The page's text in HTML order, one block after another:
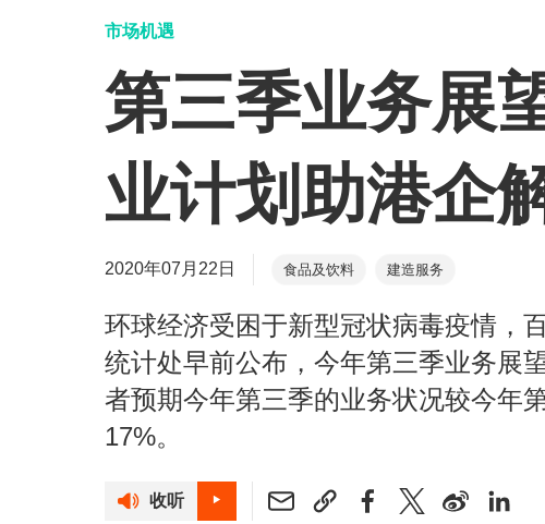
市场机遇
第三季业务展
业计划助港企
2020年07月22日 食品及饮料 建造服务
环球经济受困于新型冠状病毒疫情，
统计处早前公布，今年第三季业务展
者预期今年第三季的业务状况较今年
17%。
收听